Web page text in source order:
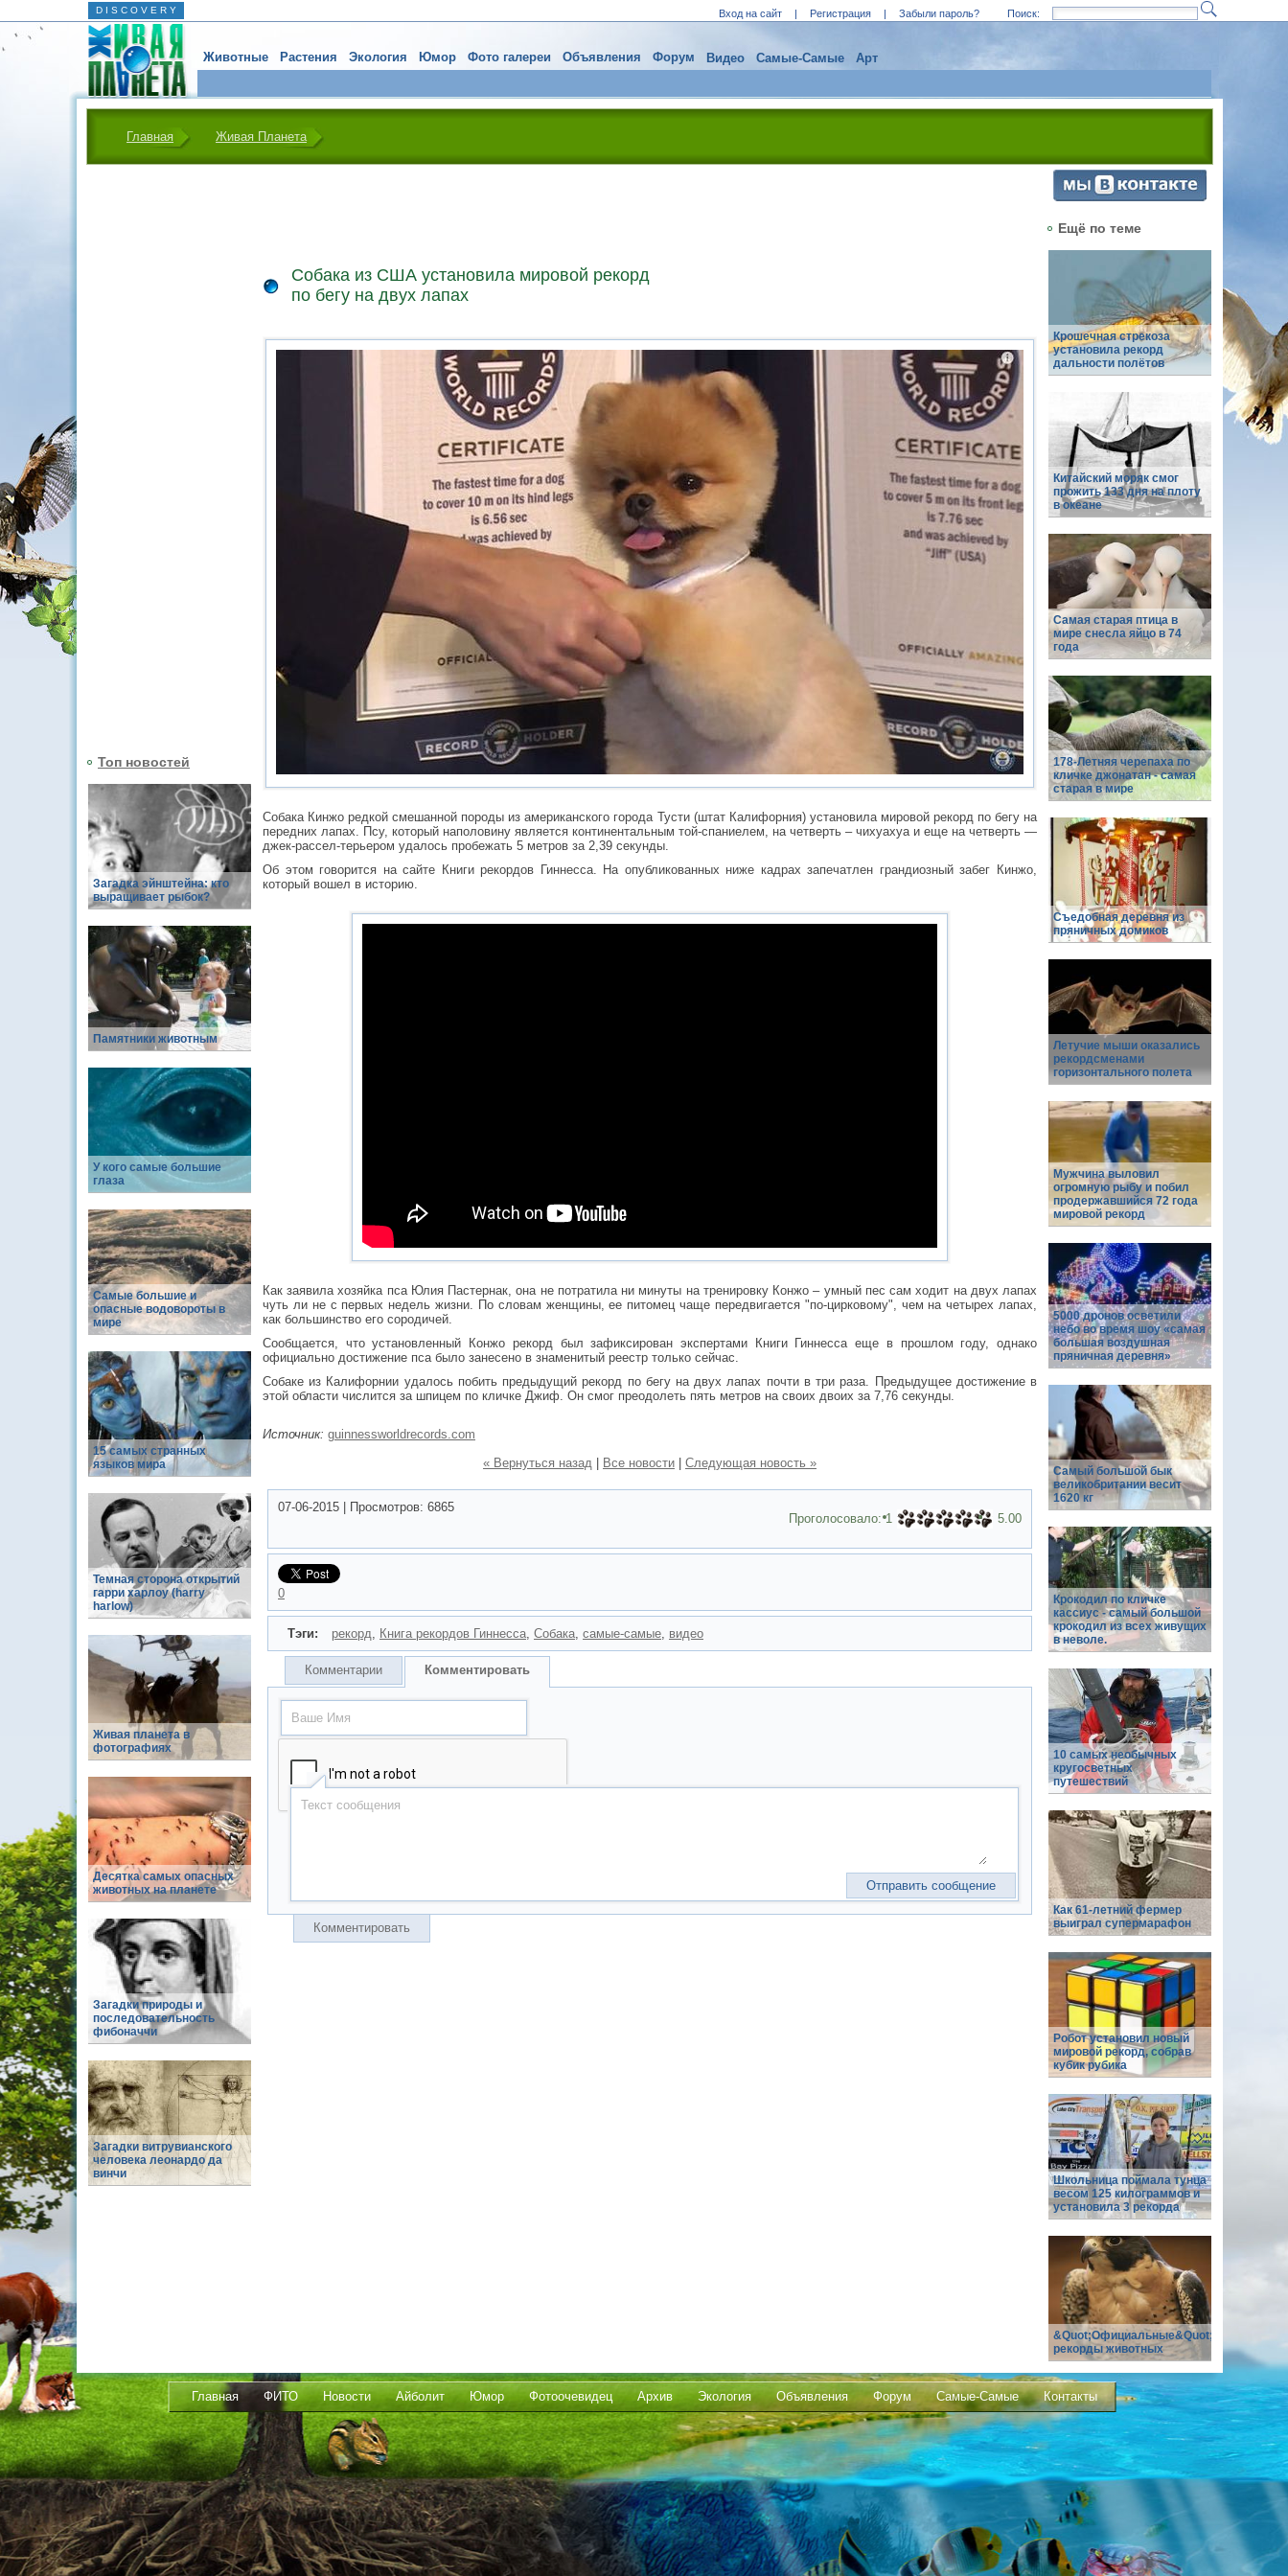
D I S C O V E R Y Вход на сайт | Регистрация | Забыли пароль? Поиск:
Животные Растения Экология Юмор Фото галереи Объявления Форум Видео Самые-Самые Арт
Главная Живая Планета
Топ новостей
Загадка эйнштейна: кто
выращивает рыбок?
Памятники животным
У кого самые большие
глаза
Самые большие и
опасные водовороты в
мире
15 самых странных
языков мира
Темная сторона открытий
гарри харлоу (harry
harlow)
Живая планета в
фотографиях
Десятка самых опасных
животных на планете
Загадки природы и
последовательность
фибоначчи
Загадки витрувианского
человека леонардо да
винчи
Собака из США установила мировой рекорд
по бегу на двух лапах
Собака Кинжо редкой смешанной породы из американского города Тусти (штат Калифорния) установила мировой рекорд по бегу на
передних лапах. Псу, который наполовину является континентальным той-спаниелем, на четверть – чихуахуа и еще на четверть —
джек-рассел-терьером удалось пробежать 5 метров за 2,39 секунды.
Об этом говорится на сайте Книги рекордов Гиннесса. На опубликованных ниже кадрах запечатлен грандиозный забег Кинжо,
который вошел в историю.
Как заявила хозяйка пса Юлия Пастернак, она не потратила ни минуты на тренировку Конжо – умный пес сам ходит на двух лапах
чуть ли не с первых недель жизни. По словам женщины, ее питомец чаще передвигается "по-цирковому", чем на четырех лапах,
как большинство его сородичей.
Сообщается, что установленный Конжо рекорд был зафиксирован экспертами Книги Гиннесса еще в прошлом году, однако
официально достижение пса было занесено в знаменитый реестр только сейчас.
Собаке из Калифорнии удалось побить предыдущий рекорд по бегу на двух лапах почти в три раза. Предыдущее достижение в
этой области числится за шпицем по кличке Джиф. Он смог преодолеть пять метров на своих двоих за 7,76 секунды.
Источник: guinnessworldrecords.com
« Вернуться назад
Все новости Следующая новость »
07-06-2015 Просмотров: 6865
Проголосовало:1 5.00
0
Тэги: рекорд, Книга рекордов Гиннесса, Собака, самые-самые, видео
Комментарии Комментировать
Комментировать
Ещё по теме
Крошечная стрекоза
установила рекорд
дальности полётов
Китайский моряк смог
прожить 133 дня на плоту
в океане
Самая старая птица в
мире снесла яйцо в 74
года
178-Летняя черепаха по
кличке джонатан - самая
старая в мире
Съедобная деревня из
пряничных домиков
Летучие мыши оказались
рекордсменами
горизонтального полета
Мужчина выловил
огромную рыбу и побил
продержавшийся 72 года
мировой рекорд
5000 дронов осветили
небо во время шоу «самая
большая воздушная
пряничная деревня»
Самый большой бык
великобритании весит
1620 кг
Крокодил по кличке
кассиус - самый большой
крокодил из всех живущих
в неволе.
10 самых необычных
кругосветных
путешествий
Как 61-летний фермер
выиграл супермарафон
Робот установил новый
мировой рекорд, собрав
кубик рубика
Школьница поймала тунца
весом 125 килограммов и
установила 3 рекорда
&Quot;Официальные&Quot;
рекорды животных
Главная ФИТО Новости Айболит Юмор Фотоочевидец Архив Экология Объявления Форум Самые-Самые Контакты